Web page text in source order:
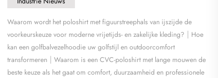
Waarom wordt het poloshirt met figuurstreephals van ijszijde de
voorkeurskeuze voor moderne vrijetijds- en zakelijke kleding? | Hoe
kan een golfbalvezelhoodie uw golfstijl en outdoorcomfort
transformeren | Waarom is een CVC-poloshirt met lange mouwen de
beste keuze als het gaat om comfort, duurzaamheid en professionele